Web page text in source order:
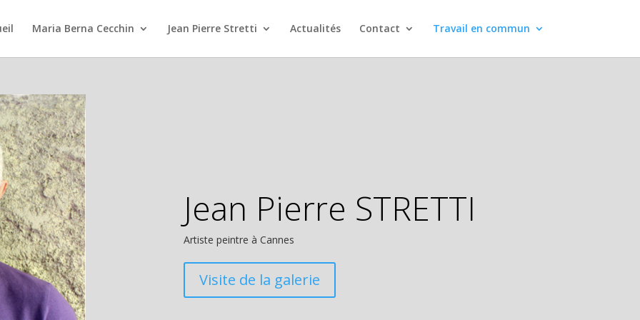
Maria Berna Cecchin Jean Pierre Stretti Actualités Contact Travail en commun
Jean Pierre STRETTI
Artiste peintre à Cannes
Visite de la galerie